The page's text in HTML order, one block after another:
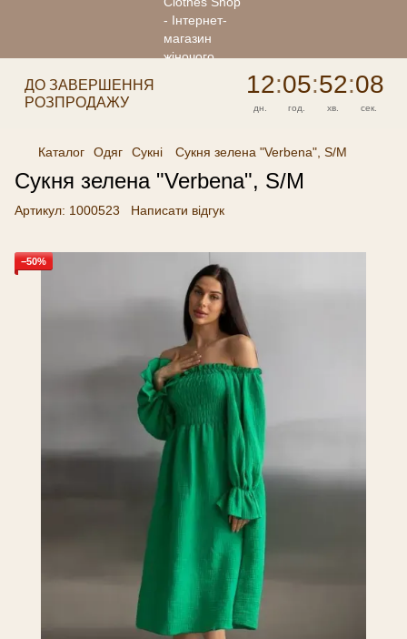
ДО ЗАВЕРШЕННЯ
РОЗПРОДАЖУ
12:05:52:08
дн. год. хв. сек.
Каталог Одяг Сукні Сукня зелена "Verbena", S/M
Сукня зелена "Verbena", S/M
Артикул: 1000523 Написати відгук
−50%